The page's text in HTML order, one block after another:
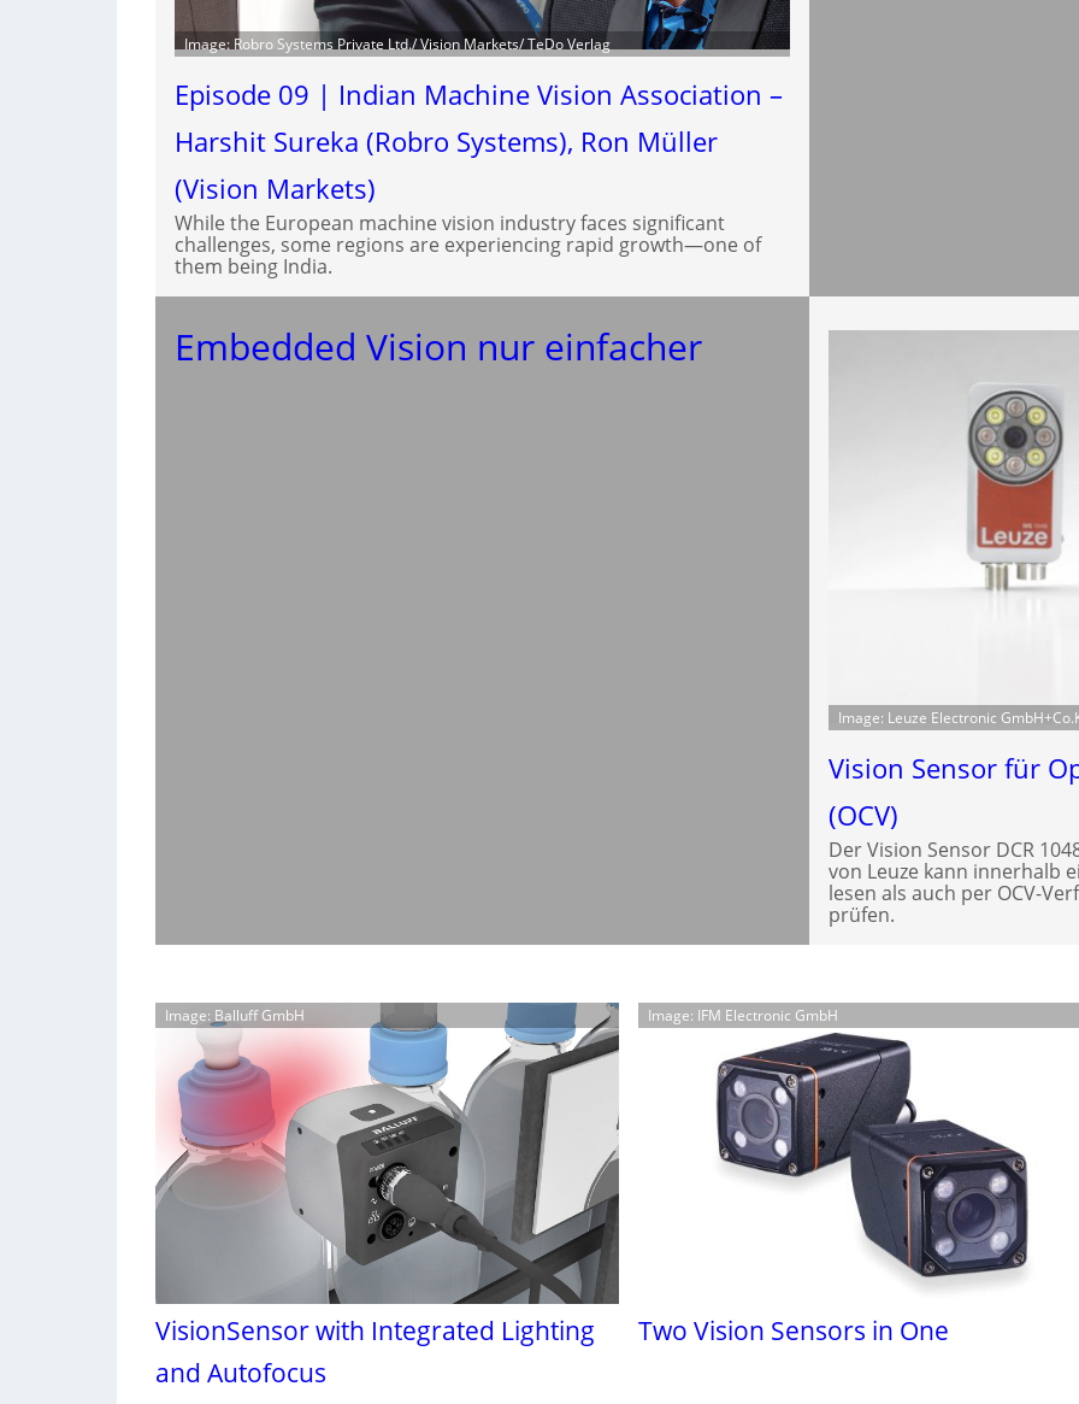
Image: Robro Systems Private Ltd./ Vision Markets/ TeDo Verlag
Episode 09 | Indian Machine Vision Association –
Harshit Sureka (Robro Systems), Ron Müller
(Vision Markets)
While the European machine vision industry faces significant
challenges, some regions are experiencing rapid growth—one of
them being India.
Embedded Vision nur einfacher
Image: Leuze Electronic
Vision Sensor für
(OCV)
Der Vision Sensor DCR
von Leuze kann innerhalb
lesen als auch per OCV-
prüfen.
Image: Balluff GmbH
VisionSensor with Integrated Lighting
and Autofocus
Image: IFM Electronic GmbH
Two Vision Sensors in One